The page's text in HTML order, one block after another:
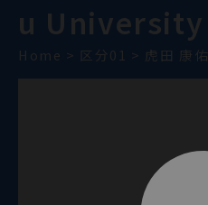
u University
Home > 区分01 > 虎田 康佑